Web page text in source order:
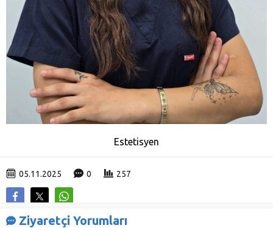
Estetisyen
05.11.2025 0 257
Ziyaretçi Yorumları